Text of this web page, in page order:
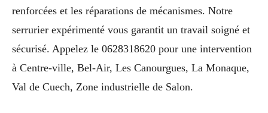
renforcées et les réparations de mécanismes. Notre
serrurier expérimenté vous garantit un travail soigné et
sécurisé. Appelez le 0628318620 pour une intervention
à Centre-ville, Bel-Air, Les Canourgues, La Monaque,
Val de Cuech, Zone industrielle de Salon.